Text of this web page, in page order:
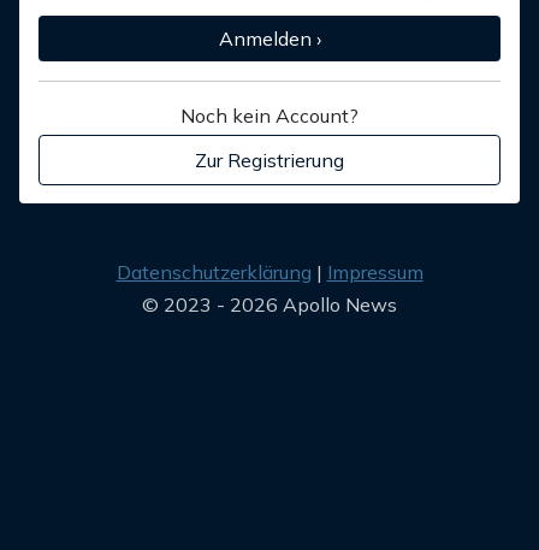
Anmelden ›
Noch kein Account?
Zur Registrierung
Datenschutzerklärung
Impressum
© 2023 - 2026 Apollo News